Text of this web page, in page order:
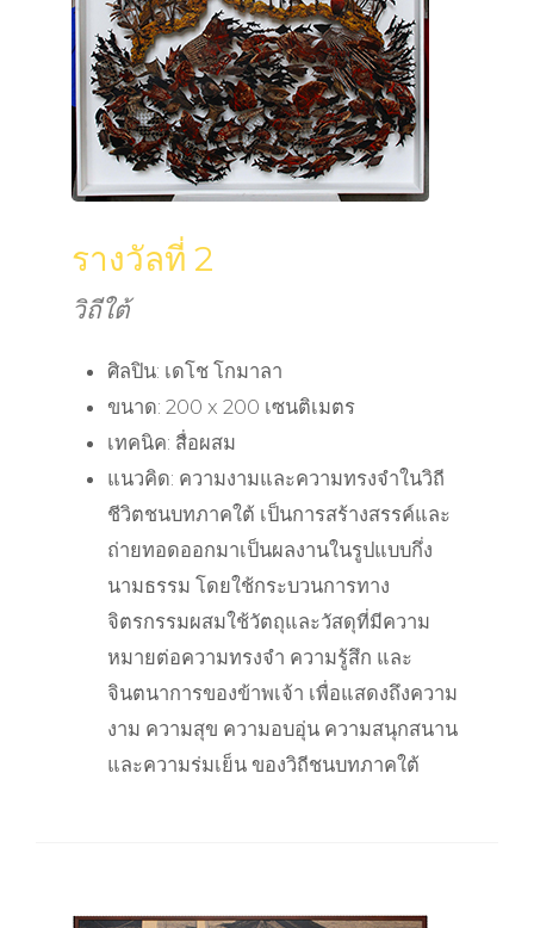
รางวัลที่ 2
วิถีใต้
ศิลปิน: เดโช โกมาลา
ขนาด: 200 x 200 เซนติเมตร
เทคนิค: สื่อผสม
แนวคิด: ความงามและความทรงจำในวิถี
ชีวิตชนบทภาคใต้ เป็นการสร้างสรรค์และ
ถ่ายทอดออกมาเป็นผลงานในรูปแบบกึ่ง
นามธรรม โดยใช้กระบวนการทาง
จิตรกรรมผสมใช้วัตถุและวัสดุที่มีความ
หมายต่อความทรงจำ ความรู้สึก และ
จินตนาการของข้าพเจ้า เพื่อแสดงถึงความ
งาม ความสุข ความอบอุ่น ความสนุกสนาน
และความร่มเย็น ของวิถีชนบทภาคใต้